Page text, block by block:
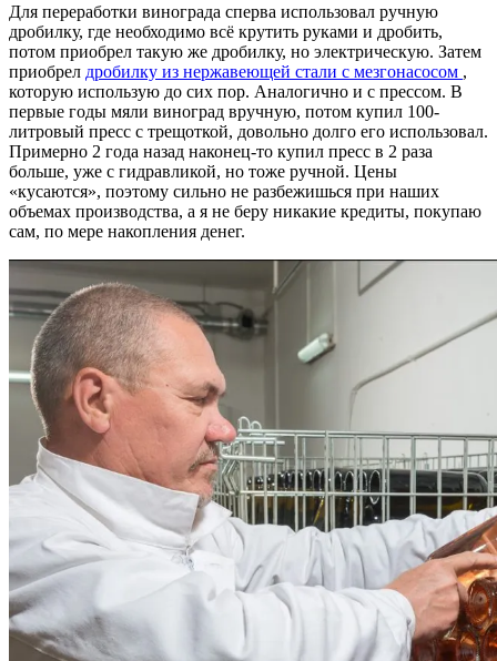
Для переработки винограда сперва использовал ручную
дробилку, где необходимо всё крутить руками и дробить,
потом приобрел такую же дробилку, но электрическую. Затем
приобрел дробилку из нержавеющей стали с мезгонасосом ,
которую использую до сих пор. Аналогично и с прессом. В
первые годы мяли виноград вручную, потом купил 100-
литровый пресс с трещоткой, довольно долго его использовал.
Примерно 2 года назад наконец-то купил пресс в 2 раза
больше, уже с гидравликой, но тоже ручной. Цены
«кусаются», поэтому сильно не разбежишься при наших
объемах производства, а я не беру никакие кредиты, покупаю
сам, по мере накопления денег.